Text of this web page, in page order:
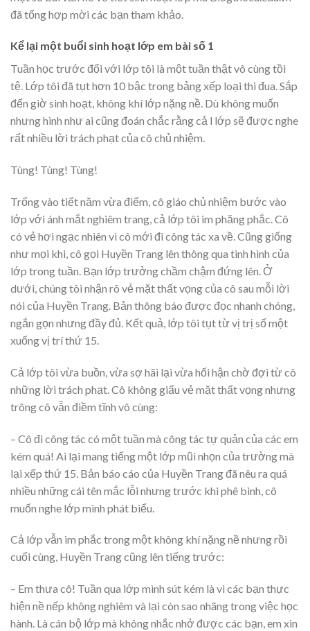
đã tổng hợp mời các bạn tham khảo.
Kể lại một buổi sinh hoạt lớp em bài số 1
Tuần học trước đối với lớp tôi là một tuần thật vô cùng tồi
tệ. Lớp tôi đã tụt hơn 10 bậc trong bảng xếp loại thi đua. Sắp
đến giờ sinh hoạt, không khí lớp nặng nề. Dù không muốn
nhưng hình như ai cũng đoán chắc rằng cả l lớp sẽ được nghe
rất nhiều lời trách phạt của cô chủ nhiệm.
Tùng! Tùng! Tùng!
Trống vào tiết năm vừa điểm, cô giáo chủ nhiệm bước vào
lớp với ánh mắt nghiêm trang, cả lớp tôi im phăng phắc. Cô
có vẻ hơi ngạc nhiên vì cô mới đi công tác xa về. Cũng giống
như mọi khi, cô gọi Huyền Trang lên thông qua tình hình của
lớp trong tuần. Bạn lớp trưởng chầm chậm đứng lên. Ở
dưới, chúng tôi nhận rõ vẻ mặt thất vọng của cô sau mỗi lời
nói của Huyền Trang. Bản thông báo được đọc nhanh chóng,
ngắn gọn nhưng đầy đủ. Kết quả, lớp tôi tụt từ vị trị số một
xuống vị trí thứ 15.
Cả lớp tôi vừa buồn, vừa sợ hãi lại vừa hối hận chờ đợi từ cô
những lời trách phạt. Cô không giấu vẻ mặt thất vọng nhưng
trông cô vẫn điềm tĩnh vô cùng:
– Cô đi công tác có một tuần mà công tác tự quản của các em
kém quá! Ai lại mang tiếng một lớp mũi nhọn của trường mà
lại xếp thứ 15. Bản báo cáo của Huyền Trang đã nêu ra quá
nhiều những cái tên mắc lỗi nhưng trước khi phê bình, cô
muốn nghe lớp mình phát biểu.
Cả lớp vẫn im phắc trong một không khí nặng nề nhưng rồi
cuối cùng, Huyền Trang cũng lên tiếng trước:
– Em thưa cô! Tuần qua lớp mình sút kém là vì các bạn thực
hiện nề nếp không nghiêm và lại còn sao nhãng trong việc học
hành. Là cán bộ lớp mà không nhắc nhở được các bạn, em xin